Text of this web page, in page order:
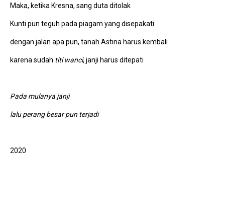
Maka, ketika Kresna, sang duta ditolak
Kunti pun teguh pada piagam yang disepakati
dengan jalan apa pun, tanah Astina harus kembali
karena sudah titi wanci, janji harus ditepati
Pada mulanya janji
lalu perang besar pun terjadi
2020